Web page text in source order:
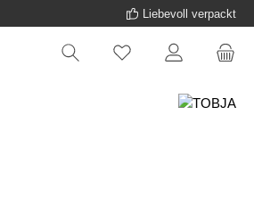
Liebevoll verpackt